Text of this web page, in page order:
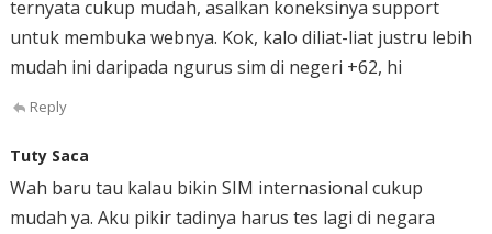
ternyata cukup mudah, asalkan koneksinya support
untuk membuka webnya. Kok, kalo diliat-liat justru lebih
mudah ini daripada ngurus sim di negeri +62, hi
Reply
Tuty Saca
Wah baru tau kalau bikin SIM internasional cukup
mudah ya. Aku pikir tadinya harus tes lagi di negara